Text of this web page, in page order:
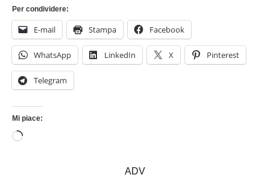
Per condividere:
E-mail Stampa Facebook
WhatsApp LinkedIn X Pinterest
Telegram
Mi piace:
Caricamento
ADV